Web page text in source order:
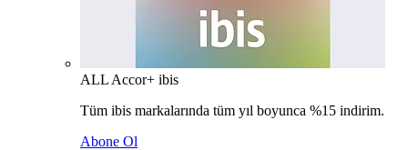
ALL Accor+ ibis
Tüm ibis markalarında tüm yıl boyunca %15 indirim.
Abone Ol